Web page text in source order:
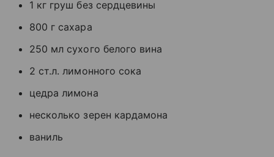
1 кг груш без сердцевины
800 г сахара
250 мл сухого белого вина
2 ст.л. лимонного сока
цедра лимона
несколько зерен кардамона
ваниль